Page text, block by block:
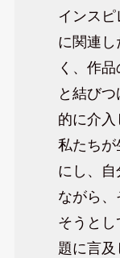
インス
に関連
く、作
と結び
的に介
私たちが
にし、
ながら
そうと
題に言